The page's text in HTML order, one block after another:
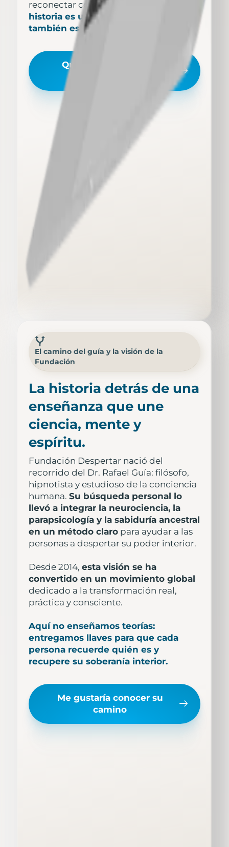
reconectar con su propósito.
historia es un recordatorio de lo que
también es posible para ti.
Quiero conocer estos
El camino del guía y la visión de la
Fundación
La historia detrás de una
enseñanza que une
ciencia, mente y
espíritu.
Fundación Despertar nació del
recorrido del Dr. Rafael Guía: filósofo,
hipnotista y estudioso de la conciencia
humana. Su búsqueda personal lo
llevó a integrar la neurociencia, la
parapsicología y la sabiduría ancestral
en un método claropara ayudar a las
personas a despertar su poder interior.
Desde 2014, esta visión se ha
convertido en un movimiento global
dedicado a la transformación real,
práctica y consciente.
Aquí no enseñamos teorías:
entregamos llaves para que cada
persona recuerde quién es y
recupere su soberanía interior.
Me gustaría conocer su
camino